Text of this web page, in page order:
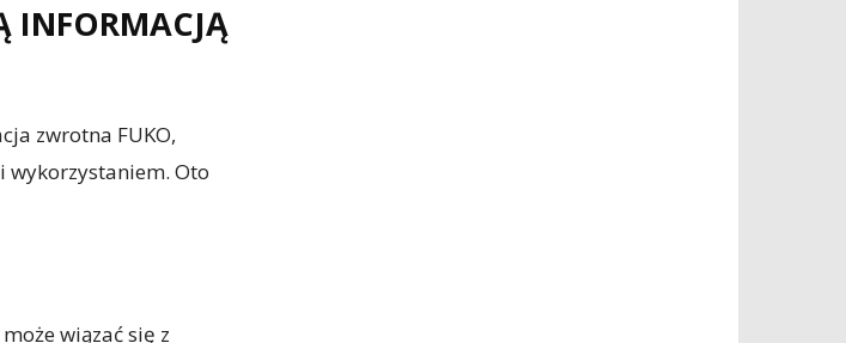
INFORMACJĄ
zwrotna FUKO,
wykorzystaniem. Oto
wiązać się z